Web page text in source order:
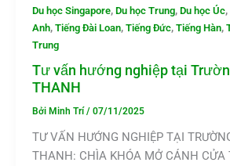
Du học Singapore, Du học Trung, Du học Úc,
Anh, Tiếng Đài Loan, Tiếng Đức, Tiếng Hàn,
Trung
Tư vấn hướng nghiệp tại
THANH
Bởi Minh Trí/ 07/11/2025
TƯ VẤN HƯỚNG NGHIỆP TẠI
THANH: CHÌA KHÓA MỞ CÁNH CỬA